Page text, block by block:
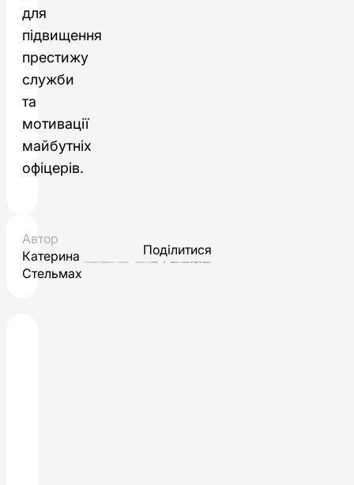
для
підвищення
престижу
служби
та
мотивації
майбутніх
офіцерів.
Автор
Катерина
Стельмах
Поділитися